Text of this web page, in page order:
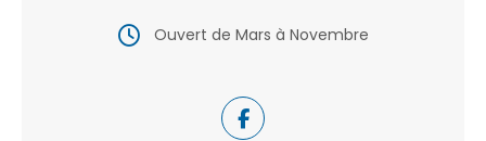
Ouvert de Mars à Novembre